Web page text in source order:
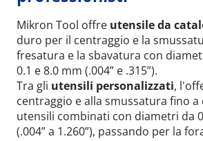
Mikron Tool offre utensile da
duro per il centraggio e la
fresatura e la sbavatura con
0.1 e 8.0 mm (.004” e .315”).
Tra gli utensili personalizzati,
centraggio e alla smussatura fino a
utensili combinati con diametri da
(.004” a 1.260”), passando per la